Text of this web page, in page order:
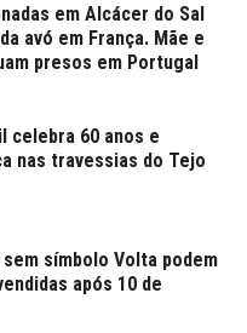
em Alcácer do Sal
avó em França. Mãe e
presos em Portugal
celebra 60 anos e
nas travessias do Tejo
símbolo Volta podem
após 10 de